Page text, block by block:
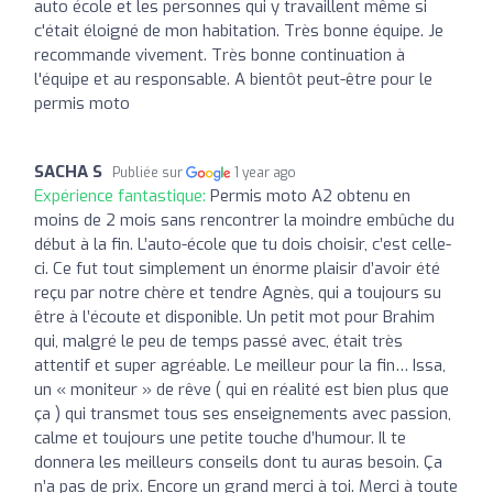
auto école et les personnes qui y travaillent même si
c'était éloigné de mon habitation. Très bonne équipe. Je
recommande vivement. Très bonne continuation à
l'équipe et au responsable. A bientôt peut-être pour le
permis moto
SACHA S Publiée sur 1 year ago
Expérience fantastique: Permis moto A2 obtenu en
moins de 2 mois sans rencontrer la moindre embûche du
début à la fin. L’auto-école que tu dois choisir, c’est celle-
ci. Ce fut tout simplement un énorme plaisir d’avoir été
reçu par notre chère et tendre Agnès, qui a toujours su
être à l’écoute et disponible. Un petit mot pour Brahim
qui, malgré le peu de temps passé avec, était très
attentif et super agréable. Le meilleur pour la fin… Issa,
un « moniteur » de rêve ( qui en réalité est bien plus que
ça ) qui transmet tous ses enseignements avec passion,
calme et toujours une petite touche d’humour. Il te
donnera les meilleurs conseils dont tu auras besoin. Ça
n’a pas de prix. Encore un grand merci à toi. Merci à toute